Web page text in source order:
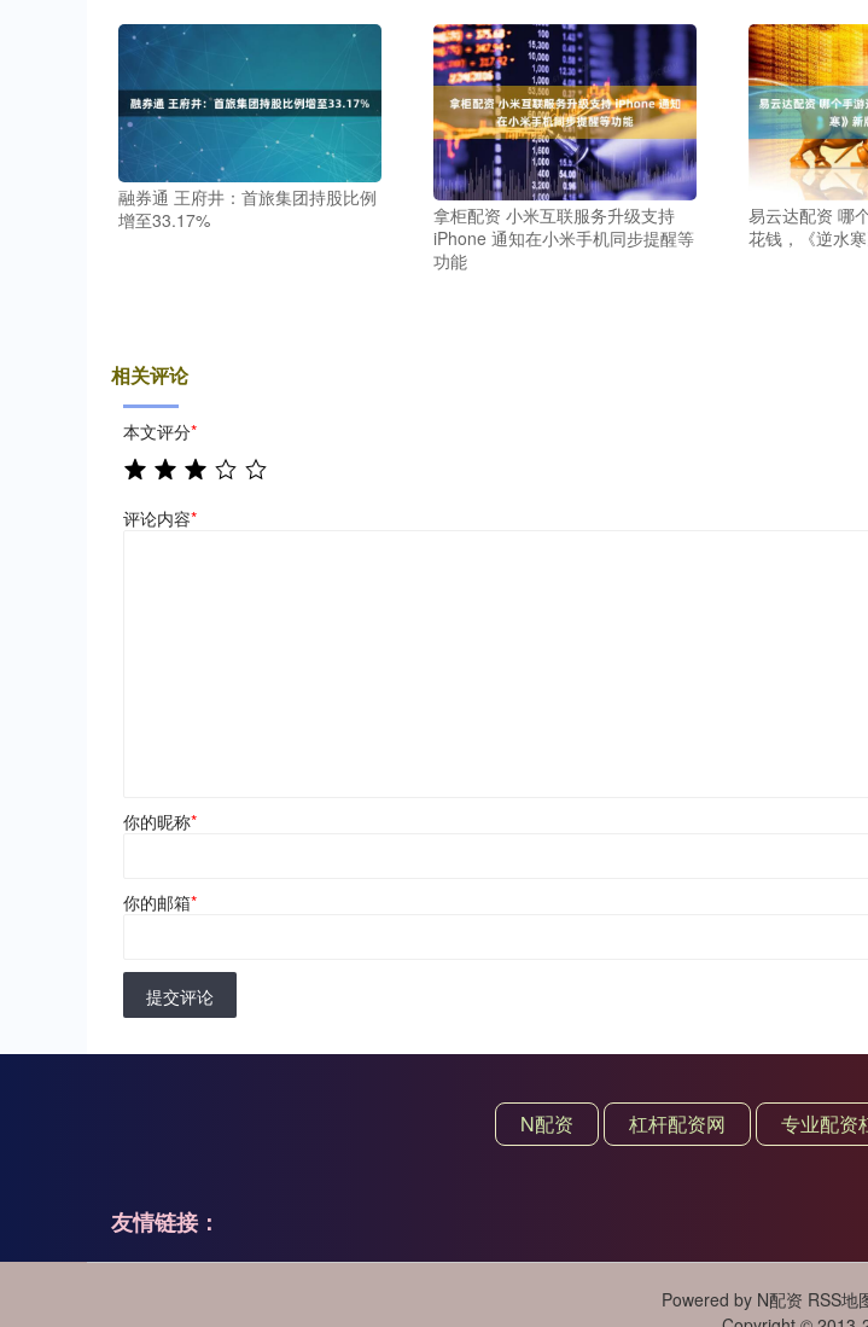
融券通 王府井：首旅集团持股比例
增至33.17%
拿柜配资 小米互联服务升级支持
iPhone 通知在小米手机同步提醒等
功能
易云达配资 哪
花钱，《逆水
相关评论
本文评分*
评论内容*
你的昵称*
你的邮箱*
提交评论
N配资 杠杆配资网 专业配资
友情链接：
Powered by N配资 RSS地